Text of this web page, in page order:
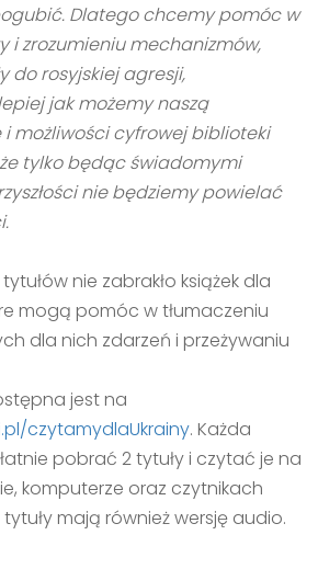
Dlatego chcemy pomóc w
i zrozumieniu mechanizmów,
do rosyjskiej agresji,
jak możemy naszą
i możliwości cyfrowej biblioteki
tylko będąc świadomymi
nie będziemy powielać
nie zabrakło książek dla
mogą pomóc w tłumaczeniu
dla nich zdarzeń i przeżywaniu
jest na
czytamydlaUkrainy. Każda
pobrać 2 tytuły i czytać je na
komputerze oraz czytnikach
mają również wersję audio.